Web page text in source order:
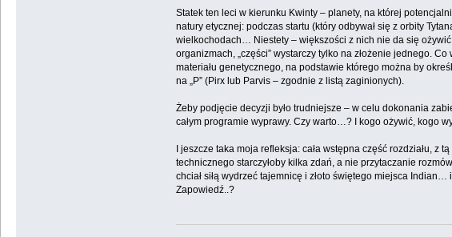
Statek ten leci w kierunku Kwinty – planety, na której
natury etycznej: podczas startu (który odbywał się z orbity
wielkochodach… Niestety – większości z nich nie da się
organizmach, „części” wystarczy tylko na złożenie jednego.
materiału genetycznego, na podstawie którego można by
na „P” (Pirx lub Parvis – zgodnie z listą zaginionych).
Żeby podjęcie decyzji było trudniejsze – w celu dokonania
całym programie wyprawy. Czy warto…? I kogo ożywić, kogo
I jeszcze taka moja refleksja: cała wstępna część rozdziału,
technicznego starczyłoby kilka zdań, a nie przytaczanie
chciał siłą wydrzeć tajemnicę i złoto świętego miejsca
Zapowiedź..?